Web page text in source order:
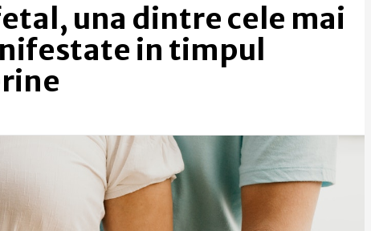
una dintre cele mai
in timpul